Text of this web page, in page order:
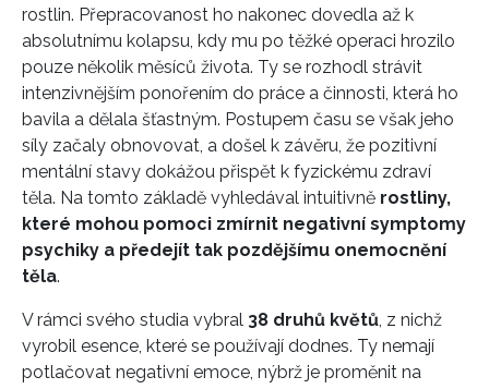
rostlin. Přepracovanost ho nakonec dovedla až k
absolutnímu kolapsu, kdy mu po těžké operaci hrozilo
pouze několik měsíců života. Ty se rozhodl strávit
intenzivnějším ponořením do práce a činnosti, která ho
bavila a dělala šťastným. Postupem času se však jeho
síly začaly obnovovat, a došel k závěru, že pozitivní
mentální stavy dokážou přispět k fyzickému zdraví
těla. Na tomto základě vyhledával intuitivně rostliny,
které mohou pomoci zmírnit negativní symptomy
psychiky a předejít tak pozdějšímu onemocnění
těla.
V rámci svého studia vybral 38 druhů květů , z nichž
vyrobil esence, které se používají dodnes. Ty nemají
potlačovat negativní emoce, nýbrž je proměnit na